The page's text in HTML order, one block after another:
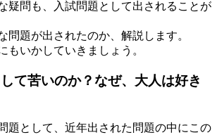
疑問も、入試問題として出されることが
問題が出されたのか、解説します。
もいかしていきましょう。
て苦いのか？なぜ、大人は好き
題として、近年出された問題の中にこの